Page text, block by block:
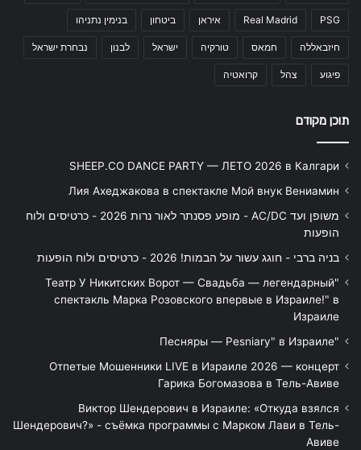
PSG
Real Madrid איראן ביטחון בנימין נתניהו
חיזבאללה חמאס טורקיה ישראל לבנון נבחרת ישראל
פיגוע צהל קרואטיה
תוכן מקודם
SHEEP.CO DANCE PARTY — ЛЕТО 2026 в Калгари
Лия Ахеджакова в спектакле Мой внук Вениамин
משופן ועד AC/DC - מופע פסנתר לאור נרות 2026 - כרטיסים ולוח
הופעות
בניה ברבי - חוגג עשור על הבמות! 2026 - כרטיסים ולוח הופעות
"Театр У Никитских Ворот — Свадьба — легендарный
спектакль Марка Розовского впервые в Израиле!" в
Израиле
"Песняры — Pesniary" в Израиле
Отпетые Мошенники LIVE в Израиле 2026 — концерт
Гарика Богомазова в Тель-Авиве
Виктор Шендерович в Израиле: «Откуда взялся
Шендерович?» - съёмка программы с Марком Лави в Тель-
Авиве